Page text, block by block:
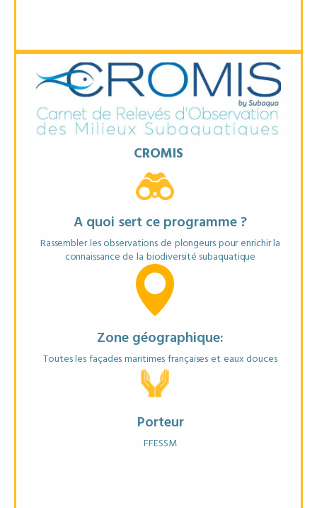
CROMIS
A quoi sert ce programme ?
Rassembler les observations de plongeurs pour enrichir la
connaissance de la biodiversité subaquatique
Zone géographique:
Toutes les façades maritimes françaises et eaux douces
Porteur
FFESSM
Objectifs
* Documenter la faune et la flore subaquatique
* Suivre l'évolution de la biodiversité
* Fournir des données utiles aux gestionnaires et scientifiques
Matériel recommandé:
Appareil photo (optionnel)
EN SAVOIR PLUS
FICHE ANNUAIRE